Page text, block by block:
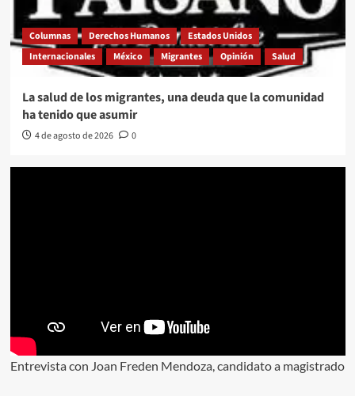
Columnas Derechos Humanos
Estados Unidos
Internacionales
México Migrantes Opinión Salud
La salud de los migrantes, una deuda que la comunidad
ha tenido que asumir
4 de agosto de 2026 0
Entrevista con Joan Freden Mendoza, candidato a magistrado